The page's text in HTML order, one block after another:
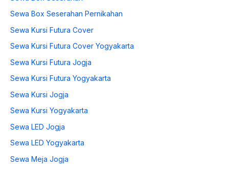
Sewa Box Seserahan Pernikahan
Sewa Kursi Futura Cover
Sewa Kursi Futura Cover Yogyakarta
Sewa Kursi Futura Jogja
Sewa Kursi Futura Yogyakarta
Sewa Kursi Jogja
Sewa Kursi Yogyakarta
Sewa LED Jogja
Sewa LED Yogyakarta
Sewa Meja Jogja